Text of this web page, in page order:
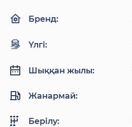
Бренд:
Үлгі:
Шыққан жылы:
Жанармай:
Берілу: